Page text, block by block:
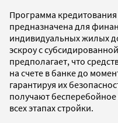
Программа
предназначена для
индивидуальных жилых
эскроу с
предполагает, что
на счете в банке до
гарантируя их
получают
всех этапах стройки.